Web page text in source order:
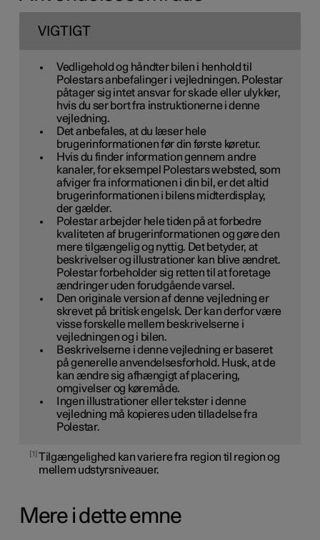
VIGTIGT
Vedligehold og håndter bilen i henhold til
Polestars anbefalinger i vejledningen. Polestar
påtager sig intet ansvar for skade eller ulykker,
hvis du ser bort fra instruktionerne i denne
vejledning.
Det anbefales, at du læser hele
brugerinformationen før din første køretur.
Hvis du finder information gennem andre
kanaler, for eksempel Polestars websted, som
afviger fra informationen i din bil, er det altid
brugerinformationen i bilens midterdisplay,
der gælder.
Polestar arbejder hele tiden på at forbedre
kvaliteten af brugerinformationen og gøre den
mere tilgængelig og nyttig. Det betyder, at
beskrivelser og illustrationer kan blive ændret.
Polestar forbeholder sig retten til at foretage
ændringer uden forudgående varsel.
Den originale version af denne vejledning er
skrevet på britisk engelsk. Der kan derfor være
visse forskelle mellem beskrivelserne i
vejledningen og i bilen.
Beskrivelserne i denne vejledning er baseret
på generelle anvendelsesforhold. Husk, at de
kan ændre sig afhængigt af placering,
omgivelser og køremåde.
Ingen illustrationer eller tekster i denne
vejledning må kopieres uden tilladelse fra
Polestar.
1 Tilgængelighed kan variere fra region til region og
mellem udstyrsniveauer.
Mere i dette emne